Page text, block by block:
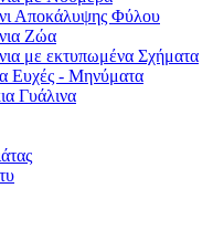
Αποκάλυψης Φύλου
Ζώα
με εκτυπωμένα Σχήματα
Ευχές - Μηνύματα
Γυάλινα